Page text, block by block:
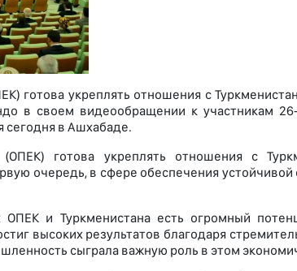
готова укреплять отношения с
в своем видеообращении к участникам
сегодня в Ашхабаде.
(ОПЕК) готова укреплять отношения с
очередь, в сфере обеспечения
и Туркменистана есть огромный
высоких результатов благодаря
сыграла важную роль в этом